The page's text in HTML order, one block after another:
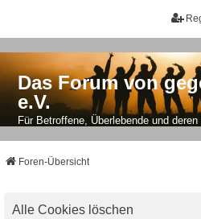
Das Forum von
e.V.
Für Betroffene, Überlebende und
Foren-Übersicht
Alle Cookies löschen